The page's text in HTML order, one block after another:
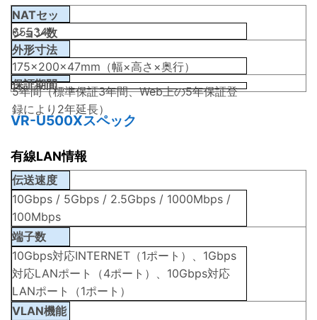
NATセッ
ション数
65534
外形寸法
175×200×47mm（幅×高さ×奥行）
保証期間
5年間（標準保証3年間、Web上の5年保証登
録により2年延長）
VR-U500Xスペック
有線LAN情報
伝送速度
10Gbps / 5Gbps / 2.5Gbps / 1000Mbps /
100Mbps
端子数
10Gbps対応INTERNET（1ポート）、1Gbps
対応LANポート（4ポート）、10Gbps対応
LANポート（1ポート）
VLAN機能